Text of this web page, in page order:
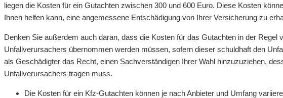
liegen die Kosten für ein Gutachten zwischen 300 und 600 Euro. Diese Kosten
Ihnen helfen kann, eine angemessene Entschädigung von Ihrer Versicherung zu
Denken Sie außerdem auch daran, dass die Kosten für das Gutachten in der Regel
Unfallverursachers übernommen werden müssen, sofern dieser schuldhaft den
als Geschädigter das Recht, einen Sachverständigen Ihrer Wahl hinzuzuziehen,
Unfallverursachers tragen muss.
Die Kosten für ein Kfz-Gutachten können je nach Anbieter und Umfang